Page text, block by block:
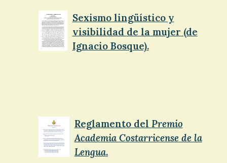
Sexismo lingüístico y
visibilidad de la mujer (de
Ignacio Bosque).
Reglamento del Premio
Academia Costarricense de la
Lengua.